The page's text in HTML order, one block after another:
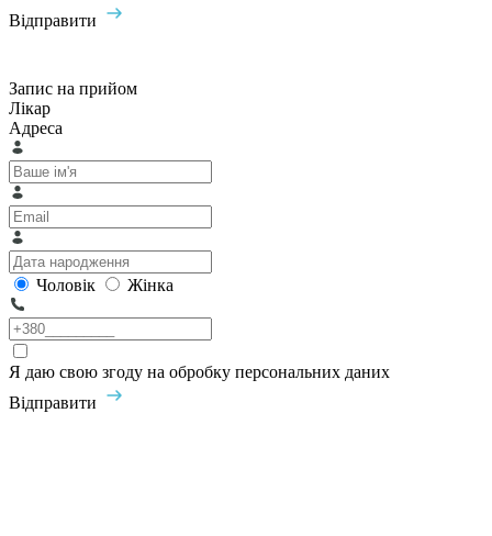
Відправити
Запис на прийом
Лікар
Адреса
Чоловік Жінка
Я даю свою згоду на обробку персональних даних
Відправити